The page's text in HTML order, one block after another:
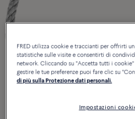
FRED utilizza cookie e traccianti per offrirti
statistiche sulle visite e consentirti di
network. Cliccando su "Accetta tutti i
gestire le tue preferenze puoi fare clic su
di più sulla Protezione dati personali.
Impostazioni